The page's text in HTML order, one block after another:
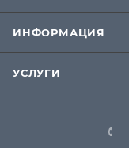
ИНФОРМАЦИЯ
УСЛУГИ